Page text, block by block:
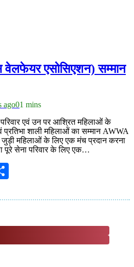
वेलफेयर एसोसिएशन) सम्मान
ago01 mins
एवं उन पर आश्रित महिलाओं के
प्रतिभा शाली महिलाओं का सम्मान AWWA
महिलाओं के लिए एक मंच प्रदान करना
सेना परिवार के लिए एक…